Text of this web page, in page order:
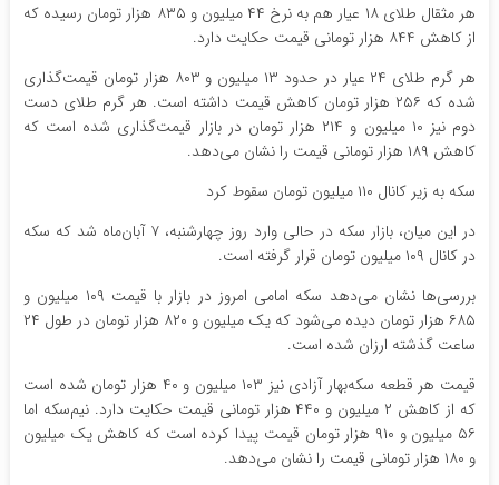
هر مثقال طلای ۱۸ عیار هم به نرخ ۴۴ میلیون و ۸۳۵ هزار تومان رسیده که
از کاهش ۸۴۴ هزار تومانی قیمت حکایت دارد.
هر گرم طلای ۲۴ عیار در حدود ۱۳ میلیون و ۸۰۳ هزار تومان قیمت‌گذاری
شده که ۲۵۶ هزار تومان کاهش قیمت داشته است. هر گرم طلای دست
دوم نیز ۱۰ میلیون و ۲۱۴ هزار تومان در بازار قیمت‌گذاری شده است که
کاهش ۱۸۹ هزار تومانی قیمت را نشان می‌دهد.
سکه به زیر کانال ۱۱۰ میلیون تومان سقوط کرد
در این میان، بازار سکه در حالی وارد روز چهارشنبه، ۷ آبان‌ماه شد که سکه
در کانال ۱۰۹ میلیون تومان قرار گرفته است.
بررسی‌ها نشان می‌دهد سکه امامی امروز در بازار با قیمت ۱۰۹ میلیون و
۶۸۵ هزار تومان دیده می‌شود که یک میلیون و ۸۲۰ هزار تومان در طول ۲۴
ساعت گذشته ارزان شده است.
قیمت هر قطعه سکه‌بهار آزادی نیز ۱۰۳ میلیون و ۴۰ هزار تومان شده است
که از کاهش ۲ میلیون و ۴۴۰ هزار تومانی قیمت حکایت دارد. نیم‌سکه اما
۵۶ میلیون و ۹۱۰ هزار تومان قیمت پیدا کرده است که کاهش یک میلیون
و ۱۸۰ هزار تومانی قیمت را نشان می‌دهد.